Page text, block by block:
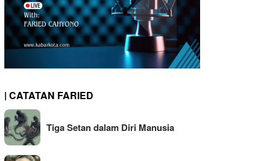
| CATATAN FARIED
Tiga Setan dalam Diri Manusia